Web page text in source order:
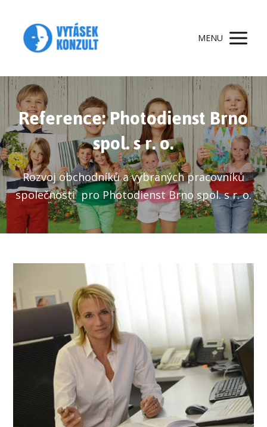
MENU
Reference: Photodienst Brno
spol. s r. o.
Rozvoj obchodníků a vybraných pracovníků
společnosti pro Photodienst Brno spol. s r. o.